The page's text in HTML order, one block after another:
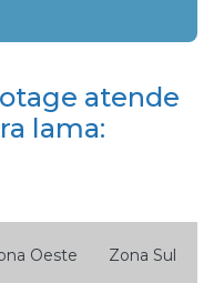
atende
lama:
Oeste Zona Sul